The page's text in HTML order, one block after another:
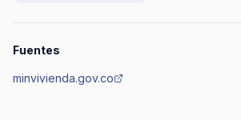
Fuentes
minvivienda.gov.co